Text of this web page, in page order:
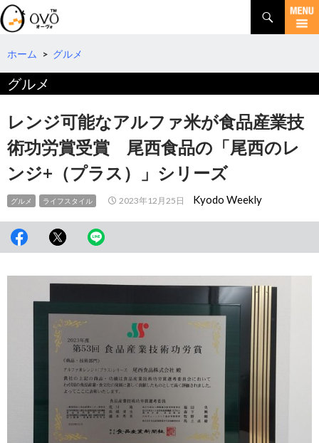
検
索
コ
テ
ツ
へ
ホーム > グルメ
グルメ
レンジ可能なアルファ米が食品産業技
術功労賞受賞 尾西食品の「尾西のレ
ンジ+（プラス）」シリーズ
グルメ ライフスタイル 2023年12月25日 Kyodo Weekly